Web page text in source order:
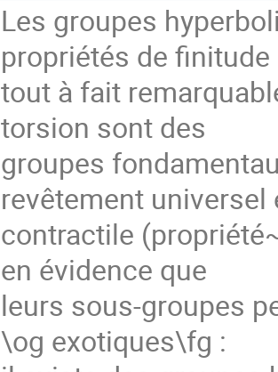
Les groupes
propriétés de finitude
tout à fait
torsion sont des
groupes
revêtement universel
contractile
en évidence que
leurs sous-groupes
\og exotiques\fg :